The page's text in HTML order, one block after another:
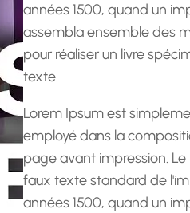
années 1500, quand un
assembla ensemble des
pour réaliser un livre
texte.
Lorem Ipsum est
employé dans la
page avant impression.
faux texte standard de
années 1500, quand un